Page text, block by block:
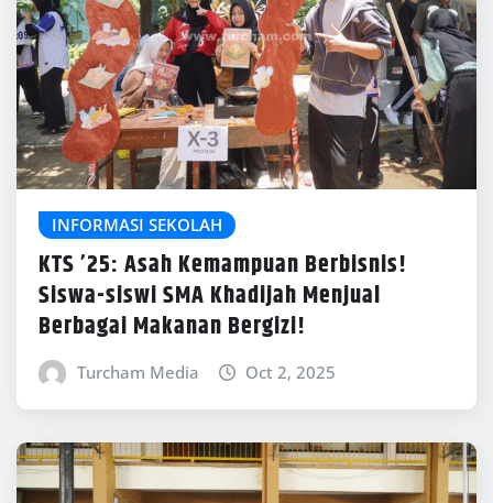
INFORMASI SEKOLAH
KTS ’25: Asah Kemampuan Berbisnis!
Siswa-siswi SMA Khadijah Menjual
Berbagai Makanan Bergizi!
Turcham Media Oct 2, 2025